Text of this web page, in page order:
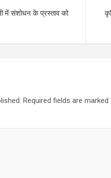
में संशोधन के प्रस्ताव को
Required fields are marked